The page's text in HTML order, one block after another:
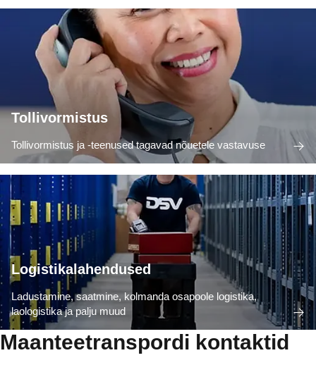
Tollivormistus
Tollivormistus ja -teenused tagavad nõuetele vastavuse
Logistikalahendused
Ladustamine, saatmine, kolmanda osapoole logistika,
laologistika ja palju muud
Maanteetranspordi kontaktid